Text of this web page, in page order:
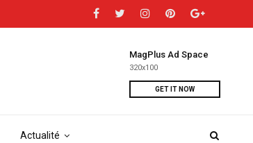
Actualité
MagPlus Ad Space
320x100
GET IT NOW